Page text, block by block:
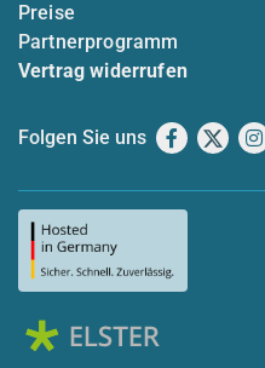
Preise
Partnerprogramm
Vertrag widerrufen
Folgen Sie uns Facebook
X